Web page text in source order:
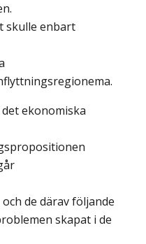
skulle enbart
ekonomiska
de därav följande
skapat i de